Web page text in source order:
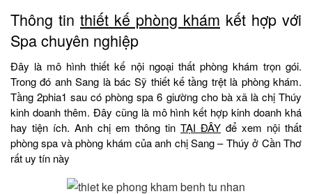
Thông tin thiết kế phòng khám kết hợp với
Spa chuyên nghiệp
Đây là mô hình thiết kế nội ngoại thất phòng khám trọn gói.
Trong đó anh Sang là bác Sỹ thiết kế tầng trệt là phòng khám.
Tầng 2phia1 sau có phòng spa 6 giường cho bà xã là chị Thúy
kinh doanh thêm. Đây cũng là mô hình kết hợp kinh doanh khá
hay tiện ích. Anh chị em thông tin TẠI ĐÂY để xem nội thất
phòng spa và phòng khám của anh chị Sang – Thúy ở Cần Thơ
rất uy tín này